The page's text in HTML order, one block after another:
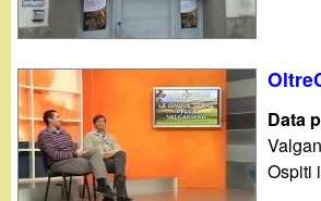
Data
Ospiti